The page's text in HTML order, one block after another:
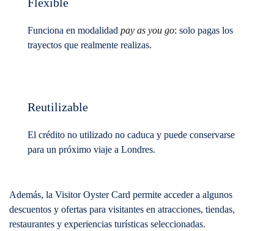
Funciona en modalidad pay as you go: solo pagas los
trayectos que realmente realizas.
Reutilizable
El crédito no utilizado no caduca y puede conservarse
para un próximo viaje a Londres.
Además, la Visitor Oyster Card permite acceder a algunos
descuentos y ofertas para visitantes en atracciones, tiendas,
restaurantes y experiencias turísticas seleccionadas.